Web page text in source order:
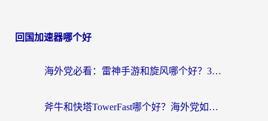
回国加速器哪个好
海外党必看：雷神手游和旋风哪个好？3分钟选对回国加速器，无缝刷国内剧玩游戏
斧牛和快塔TowerFast哪个好？海外党如何选对回国加速器